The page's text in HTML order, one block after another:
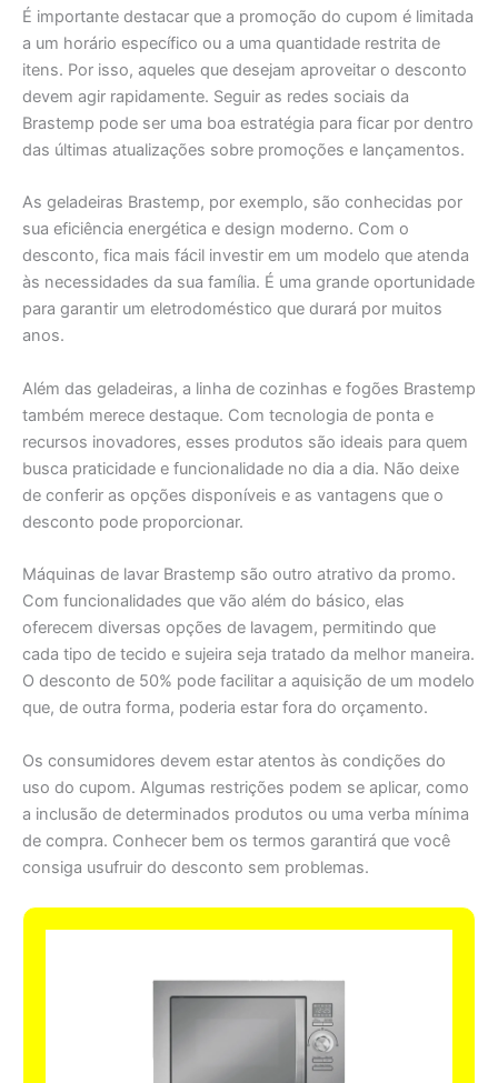
É importante destacar que a promoção do cupom é limitada
a um horário específico ou a uma quantidade restrita de
itens. Por isso, aqueles que desejam aproveitar o desconto
devem agir rapidamente. Seguir as redes sociais da
Brastemp pode ser uma boa estratégia para ficar por dentro
das últimas atualizações sobre promoções e lançamentos.
As geladeiras Brastemp, por exemplo, são conhecidas por
sua eficiência energética e design moderno. Com o
desconto, fica mais fácil investir em um modelo que atenda
às necessidades da sua família. É uma grande oportunidade
para garantir um eletrodoméstico que durará por muitos
anos.
Além das geladeiras, a linha de cozinhas e fogões Brastemp
também merece destaque. Com tecnologia de ponta e
recursos inovadores, esses produtos são ideais para quem
busca praticidade e funcionalidade no dia a dia. Não deixe
de conferir as opções disponíveis e as vantagens que o
desconto pode proporcionar.
Máquinas de lavar Brastemp são outro atrativo da promo.
Com funcionalidades que vão além do básico, elas
oferecem diversas opções de lavagem, permitindo que
cada tipo de tecido e sujeira seja tratado da melhor maneira.
O desconto de 50% pode facilitar a aquisição de um modelo
que, de outra forma, poderia estar fora do orçamento.
Os consumidores devem estar atentos às condições do
uso do cupom. Algumas restrições podem se aplicar, como
a inclusão de determinados produtos ou uma verba mínima
de compra. Conhecer bem os termos garantirá que você
consiga usufruir do desconto sem problemas.